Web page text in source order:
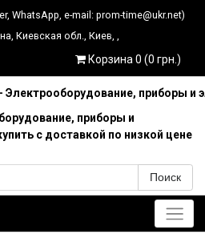
WhatsApp, e-mail: prom-time@ukr.net)
, Киевская обл., Киев, ,
Корзина 0 (0 грн.)
приборы и
с доставкой по низкой цене
Поиск